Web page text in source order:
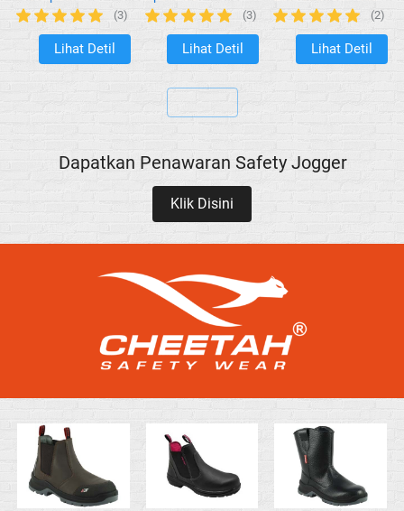
(3)
`Lihat Detil
(3)
`
Lihat Detil
(2)
`Lihat Detil
Dapatkan Penawaran Safety Jogger
`Klik Disini